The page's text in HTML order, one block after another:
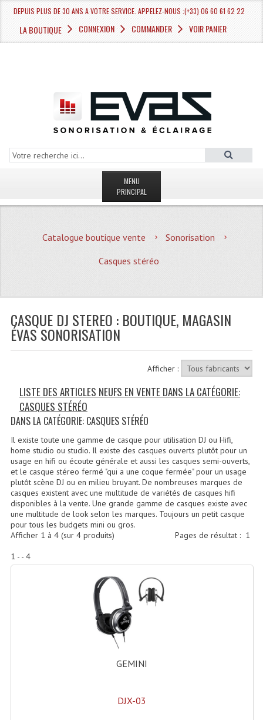
DEPUIS PLUS DE 30 ANS A VOTRE SERVICE. APPELEZ-NOUS :(+33) 06 60 61 62 22
LA BOUTIQUE CONNEXION COMMANDER VOIR PANIER
MENU
PRINCIPAL
MAGASIN
Quoi De Neuf?
Plan Acces, Horaires.
Location De Matériel
CATÉGORIES
Sonorisation
Accessoires Pieds Cellules Diamants
Accessoires Enceintes
Cellule (s)
Diamants
Pieds D'enceintes
Amplificateurs Multi-Canaux
Catalogue boutique vente
Sonorisation
Casques stéréo
CASQUE DJ STEREO : BOUTIQUE, MAGASIN
ÉVAS SONORISATION
Afficher :
LISTE DES ARTICLES NEUFS EN VENTE DANS LA CATÉGORIE:
CASQUES STÉRÉO
DANS LA CATÉGORIE: CASQUES STÉRÉO
Il existe toute une gamme de casque pour utilisation DJ ou Hifi,
home studio ou studio. Il existe des casques ouverts plutôt pour un
usage en hifi ou écoute générale et aussi les casques semi-ouverts,
et le casque stéreo fermé "qui a une coque fermée" pour un usage
plutôt scène DJ ou en milieu bruyant. De nombreuses marques de
casques existent avec une multitude de variétés de casques hifi
disponibles à la vente. Une grande gamme de casques existe avec
une multitude de look selon les marques. Toujours un petit casque
pour tous les budgets mini ou gros.
Pages de résultat : 1
Afficher 1 à 4(sur 4produits)
1 - - 4
GEMINI
DJX-03